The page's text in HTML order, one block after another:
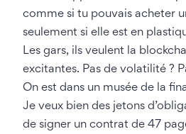
comme si tu pouvais acheter
seulement si elle est en
Les gars, ils veulent la
excitantes. Pas de volatilité ?
On est dans un musée de la
Je veux bien des jetons
de signer un contrat de 47